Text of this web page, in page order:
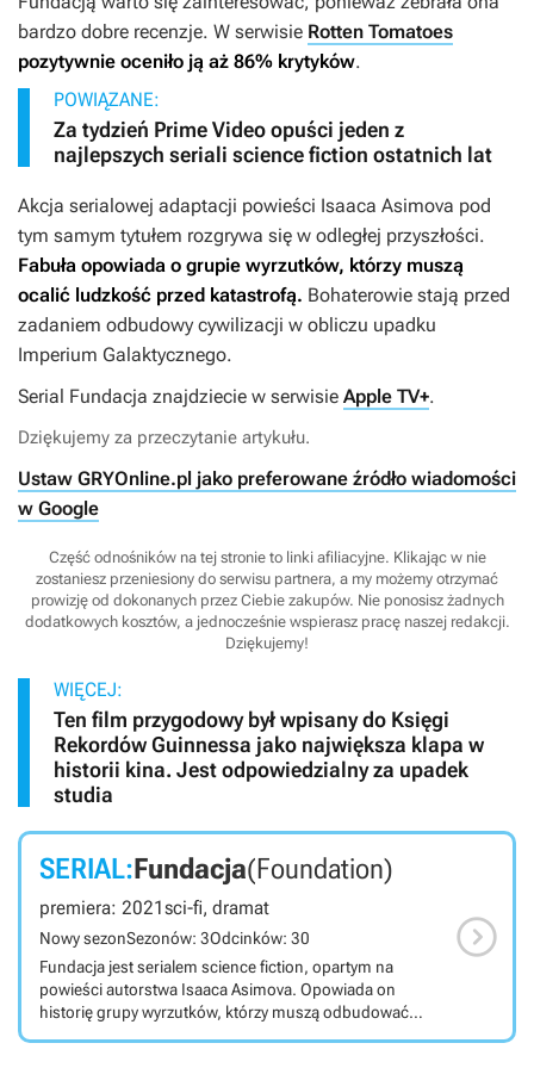
bardzo dobre recenzje. W serwisie Rotten Tomatoes
pozytywnie oceniło ją aż 86% krytyków.
POWIĄZANE:
Za tydzień Prime Video opuści jeden z
najlepszych seriali science fiction ostatnich lat
Akcja serialowej adaptacji powieści Isaaca Asimova pod
tym samym tytułem rozgrywa się w odległej przyszłości.
Fabuła opowiada o grupie wyrzutków, którzy muszą
ocalić ludzkość przed katastrofą. Bohaterowie stają przed
zadaniem odbudowy cywilizacji w obliczu upadku
Imperium Galaktycznego.
Serial Fundacja znajdziecie w serwisie Apple TV+.
Dziękujemy za przeczytanie artykułu.
Ustaw GRYOnline.pl jako preferowane źródło wiadomości
w Google
Część odnośników na tej stronie to linki afiliacyjne. Klikając w nie
zostaniesz przeniesiony do serwisu partnera, a my możemy otrzymać
prowizję od dokonanych przez Ciebie zakupów. Nie ponosisz żadnych
dodatkowych kosztów, a jednocześnie wspierasz pracę naszej redakcji.
Dziękujemy!
WIĘCEJ:
Ten film przygodowy był wpisany do Księgi
Rekordów Guinnessa jako największa klapa w
historii kina. Jest odpowiedzialny za upadek
studia
SERIAL:Fundacja(Foundation)
premiera: 2021sci-fi, dramat
Nowy sezonSezonów: 3Odcinków: 30
Fundacja jest serialem science fiction, opartym na
powieści autorstwa Isaaca Asimova. Opowiada on
historię grupy wyrzutków, którzy muszą odbudować
